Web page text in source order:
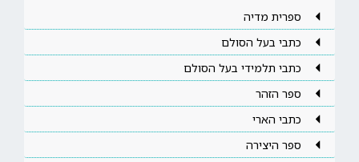
ספרית מדיה
כתבי בעל הסולם
כתבי תלמידי בעל הסולם
ספר הזהר
כתבי הארי
ספר היצירה